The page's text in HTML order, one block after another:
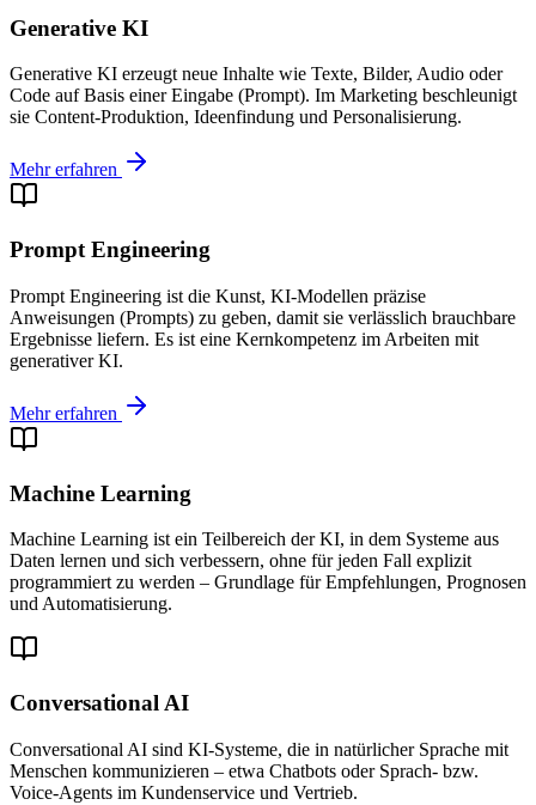
Generative KI
Generative KI erzeugt neue Inhalte wie Texte, Bilder, Audio oder
Code auf Basis einer Eingabe (Prompt). Im Marketing beschleunigt
sie Content-Produktion, Ideenfindung und Personalisierung.
Mehr erfahren
Prompt Engineering
Prompt Engineering ist die Kunst, KI-Modellen präzise
Anweisungen (Prompts) zu geben, damit sie verlässlich brauchbare
Ergebnisse liefern. Es ist eine Kernkompetenz im Arbeiten mit
generativer KI.
Mehr erfahren
Machine Learning
Machine Learning ist ein Teilbereich der KI, in dem Systeme aus
Daten lernen und sich verbessern, ohne für jeden Fall explizit
programmiert zu werden – Grundlage für Empfehlungen, Prognosen
und Automatisierung.
Conversational AI
Conversational AI sind KI-Systeme, die in natürlicher Sprache mit
Menschen kommunizieren – etwa Chatbots oder Sprach- bzw.
Voice-Agents im Kundenservice und Vertrieb.